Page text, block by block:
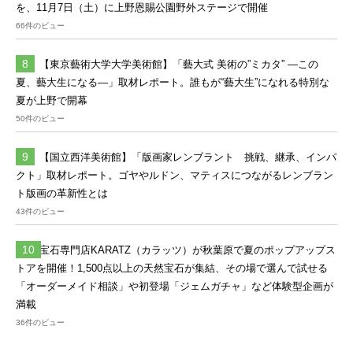
を、11月7日（土）に上野恩賜公園野外ステージで開催
66件のビュー
【東京藝術大学大学美術館】「藝大式 美術の”ミカタ” ―この
夏、藝大生になる―」取材レポート。誰もが“藝大生”になれる特別な
夏が上野で開幕
50件のビュー
【国立西洋美術館】「版画家レンブラント 挑戦、継承、インパ
クト」取材レポート。ゴヤやルドン、マティスにつながるレンブラン
ト版画の革新性とは
43件のビュー
宝石専門店KARATZ（カラッツ）が秋葉原で夏のポップアップス
トアを開催！1,500点以上の天然宝石が集結、その場で選んで試せる
「オーダーメイド相談」や初登場「ジェムガチャ」など体験型企画が
満載
36件のビュー